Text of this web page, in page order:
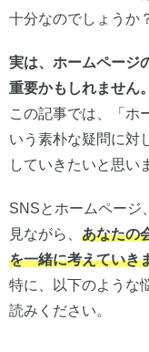
十分なのでしょうか
実は、ホームページ
重要かもしれません。
この記事では、「ホ
いう素朴な疑問に対
していきたいと思い
SNSとホームページ
見ながら、 あなたの
を一緒に考えていき
特に、以下のような
読みください。